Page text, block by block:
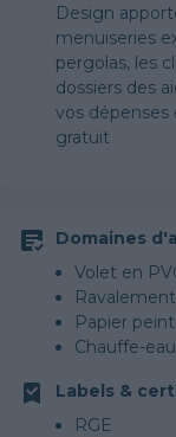
Design
menuiseries
pergolas, les
dossiers des
vos dépenses
gratuit
Domaines
Volet en
Papier peint
Chauffe-
Labels &
RGE